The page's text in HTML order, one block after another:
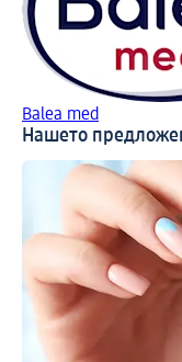
Balea med
Нашето